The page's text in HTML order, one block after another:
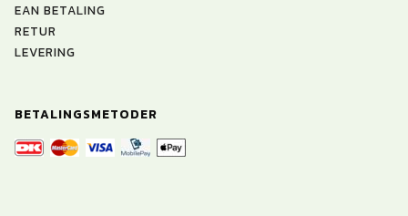
EAN BETALING
RETUR
LEVERING
BETALINGSMETODER